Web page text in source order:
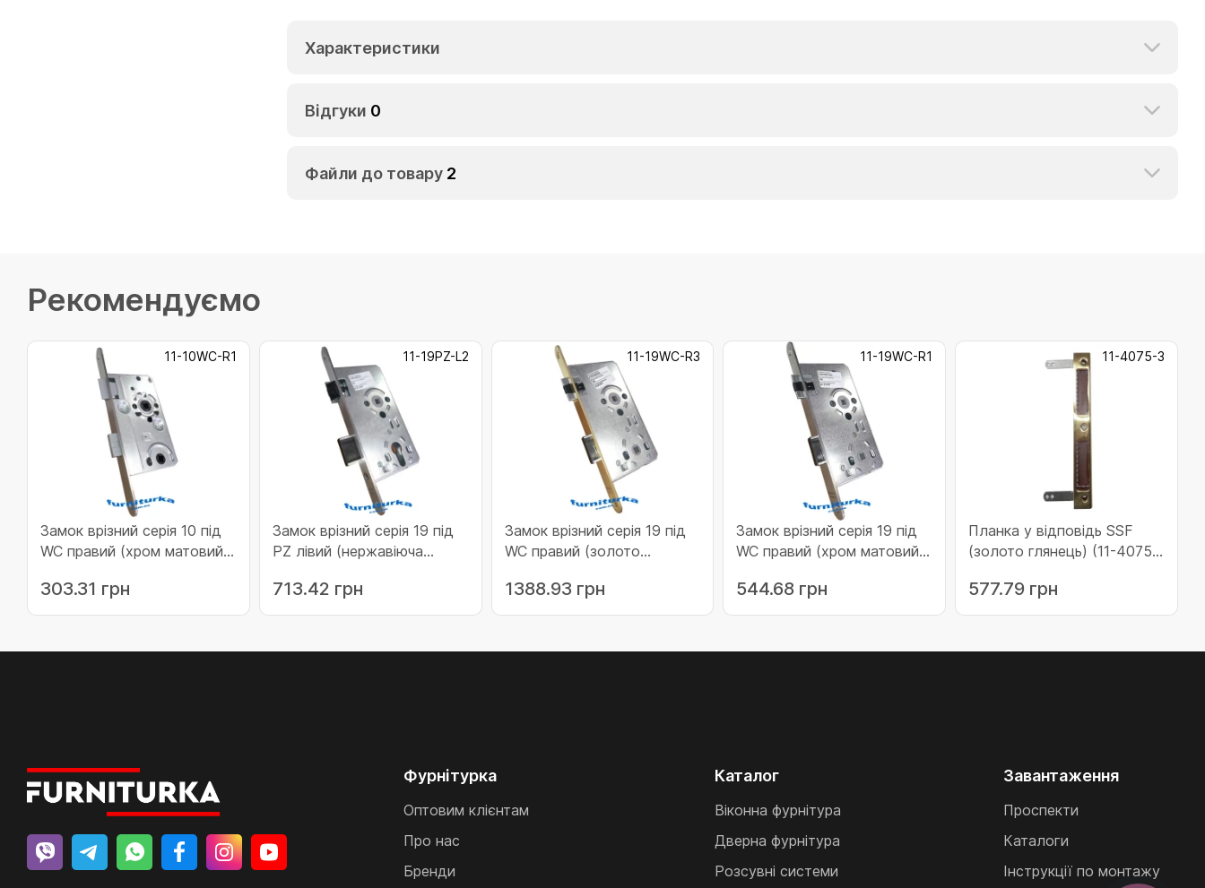
Характеристики
Відгуки 0
Файли до товару 2
Рекомендуємо
11-10WC-R1
Замок врізний серія 10 під
WC правий (хром матовий)
303.31 грн
11-19PZ-L2
Замок врізний серія 19 під
PZ лівий (нержавіюча
713.42 грн
11-19WC-R3
Замок врізний серія 19 під
WC правий (золото
1388.93 грн
11-19WC-R1
Замок врізний серія 19 під
WC правий (хром матовий)
544.68 грн
11-4075-3
Планка у відповідь SSF
(золото глянець) (11-4075-
577.79 грн
Фурнітурка
Оптовим клієнтам
Про нас
Бренди
Каталог
Віконна фурнітура
Дверна фурнітура
Розсувні системи
Завантаження
Проспекти
Каталоги
Інструкції по монтажу